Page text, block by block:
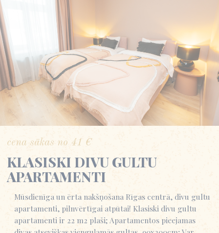
cena sākas no 41 €
KLASISKI DIVU GULTU
APARTAMENTI
Mūsdienīga un ērta nakšņošana Rīgas centrā, divu gultu
apartamenti, pilnvērtīgai atpūtai! Klasiski divu gultu
apartamenti ir 22 m2 plaši; Apartamentos pieejamas